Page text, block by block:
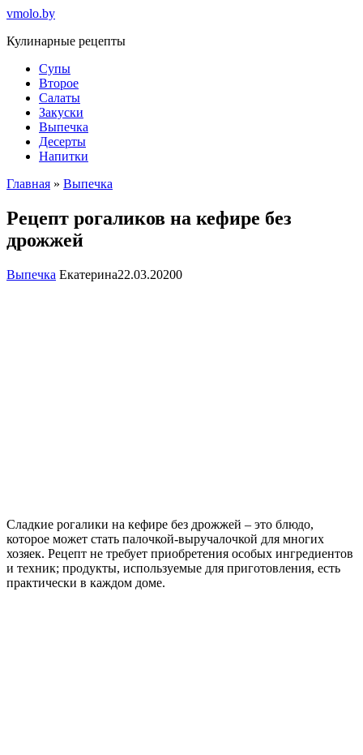
Перейти
контенту
vmolo.by
Кулинарные рецепты
Супы
Второе
Салаты
Закуски
Выпечка
Десерты
Напитки
Главная » Выпечка
Рецепт рогаликов на кефире без
дрожжей
Выпечка Екатерина22.03.20200
Сладкие рогалики на кефире без дрожжей – это блюдо,
которое может стать палочкой-выручалочкой для многих
хозяек. Рецепт не требует приобретения особых ингредиентов
и техник; продукты, используемые для приготовления, есть
практически в каждом доме.